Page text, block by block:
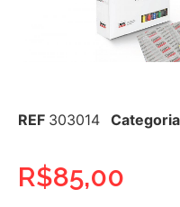
REF 303014 Categoria
R$85,00